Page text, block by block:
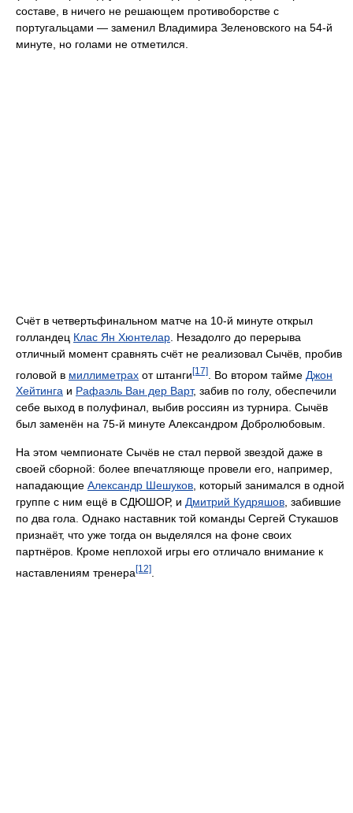
составе, в ничего не решающем противоборстве с
португальцами — заменил Владимира Зеленовского на 54-й
минуте, но голами не отметился.
Счёт в четвертьфинальном матче на 10-й минуте открыл
голландец Клас Ян Хюнтелар . Незадолго до перерыва
отличный момент сравнять счёт не реализовал Сычёв, пробив
головой в миллиметрах от штанги[17] . Во втором тайме Джон
Хейтинга и Рафаэль Ван дер Варт, забив по голу, обеспечили
себе выход в полуфинал, выбив россиян из турнира. Сычёв
был заменён на 75-й минуте Александром Добролюбовым.
На этом чемпионате Сычёв не стал первой звездой даже в
своей сборной: более впечатляюще провели его, например,
нападающие Александр Шешуков , который занимался в одной
группе с ним ещё в СДЮШОР, и Дмитрий Кудряшов , забившие
по два гола. Однако наставник той команды Сергей Стукашов
признаёт, что уже тогда он выделялся на фоне своих
партнёров. Кроме неплохой игры его отличало внимание к
наставлениям тренера [12]